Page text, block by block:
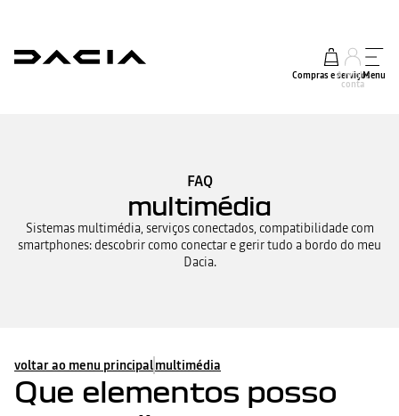
Compras e serviços
A minha
conta
Menu
FAQ
multimédia
Sistemas multimédia, serviços conectados, compatibilidade com
smartphones: descobrir como conectar e gerir tudo a bordo do meu
Dacia.
voltar ao menu principalmultimédia
Que elementos posso